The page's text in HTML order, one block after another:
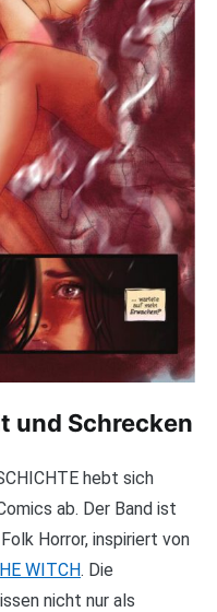
und Schrecken
hebt sich
ab. Der Band ist
Horror, inspiriert von
WITCH. Die
nicht nur als